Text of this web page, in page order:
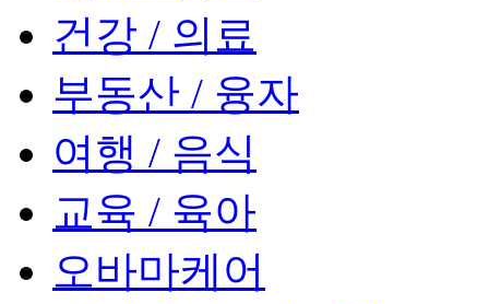
건강 / 의료
부동산 / 융자
여행 / 음식
교육 / 육아
오바마케어